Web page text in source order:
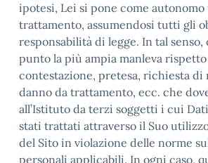
ipotesi, Lei si pone come
trattamento, assumendosi tutti gli
responsabilità di legge. In tal
punto la più ampia manleva
contestazione, pretesa, richiesta
danno da trattamento, ecc. che
all’Istituto da terzi soggetti i cui
stati trattati attraverso il Suo
del Sito in violazione delle norme
personali applicabili. In ogni caso,